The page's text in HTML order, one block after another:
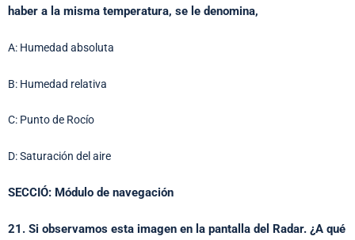
haber a la misma temperatura, se le denomina,
A: Humedad absoluta
B: Humedad relativa
C: Punto de Rocío
D: Saturación del aire
SECCIÓ: Módulo de navegación
21. Si observamos esta imagen en la pantalla del Radar. ¿A qué